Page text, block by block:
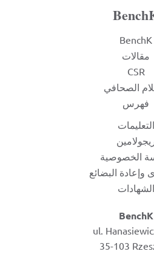
BenchK
مقالات
CSR
الصحافي
فهرس
التعليمات
الخصوصية
وإعادة البضائع
الشهادات
BenchK
ul.
35-103